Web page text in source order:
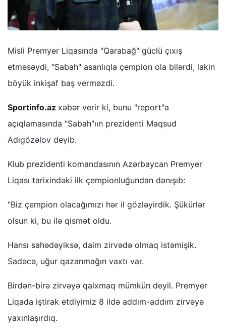
Misli Premyer Liqasında "Qarabağ" güclü çıxış
etməsəydi, "Sabah" asanlıqla çempion ola bilərdi, lakin
böyük inkişaf baş verməzdi.
Sportinfo.az xəbər verir ki, bunu "report"a
açıqlamasında "Sabah"ıın prezidenti Maqsud
Adıgözəlov deyib.
Klub prezidenti komandasının Azərbaycan Premyer
Liqası tarixindəki ilk çempionluğundan danışıb:
"Biz çempion olacağımızı hər il gözləyirdik. Şükürlər
olsun ki, bu ilə qismət oldu.
Hansı sahədəyiksə, daim zirvədə olmaq istəmişik.
Sadəcə, uğur qazanmağın vaxtı var.
Birdən-birə zirvəyə qalxmaq mümkün deyil. Premyer
Liqada iştirak etdiyimiz 8 ildə addım-addım zirvəyə
yaxınlaşırdıq.